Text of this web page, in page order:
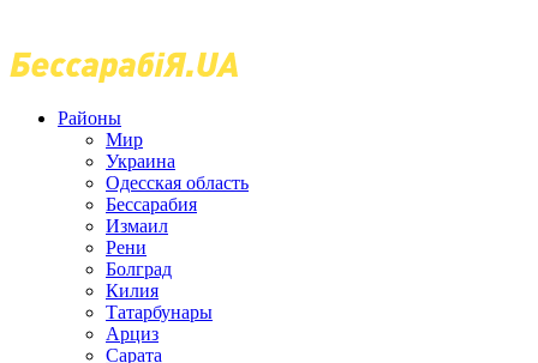
Районы
Мир
Украина
Одесская область
Бессарабия
Измаил
Рени
Болград
Килия
Татарбунары
Арциз
Сарата